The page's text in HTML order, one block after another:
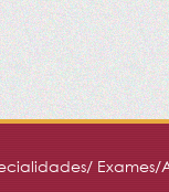
Exames/